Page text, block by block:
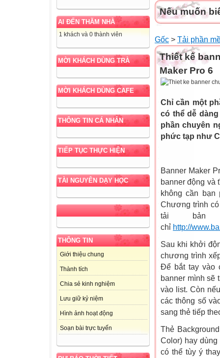
AI ĐẾN THĂM NHÀ
1 khách và 0 thành viên
MỜI KHÁCH DÙNG TRÀ
MỜI KHÁCH DÙNG CAFE
THÔNG TIN CÁ NHÂN
TIẾP TỤC THỰC HIỆN
TÀI NGUYÊN DẠY HỌC
THÔNG TIN
Giới thiệu chung
Thành tích
Chia sẻ kinh nghiệm
Lưu giữ kỷ niệm
Hình ảnh hoạt động
Soạn bài trực tuyến
Nếu muốn
Gốc > Tải phần
Thiết kế
Maker Pro 6
Chỉ cần một
có thể dễ
phần chuyên
phức tạp như
Banner Maker
banner động và
không cần
Chương trình
tải bản
chỉ http://
Sau khi khởi
chương trình
Để bắt tay vào
banner mình sẽ
vào list. Còn
các thông số
sang thẻ tiếp
Thẻ
Color) hay dùng
có thể tùy ý